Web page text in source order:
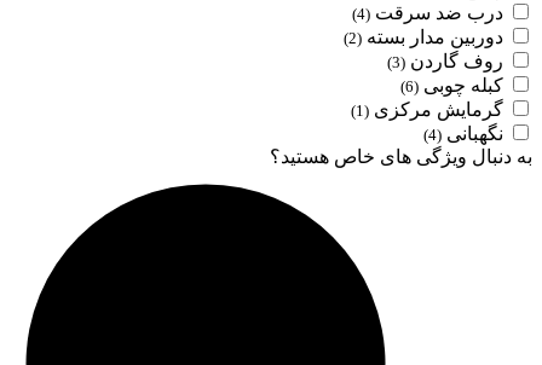
درب ضد سرقت (4)
دوربین مدار بسته (2)
روف گاردن (3)
کبله چوبی (6)
گرمایش مرکزی (1)
نگهبانی (4)
به دنبال ویژگی های خاص هستید؟